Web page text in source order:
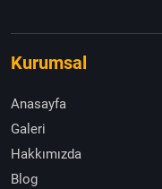
Kurumsal
Anasayfa
Galeri
Hakkımızda
Blog